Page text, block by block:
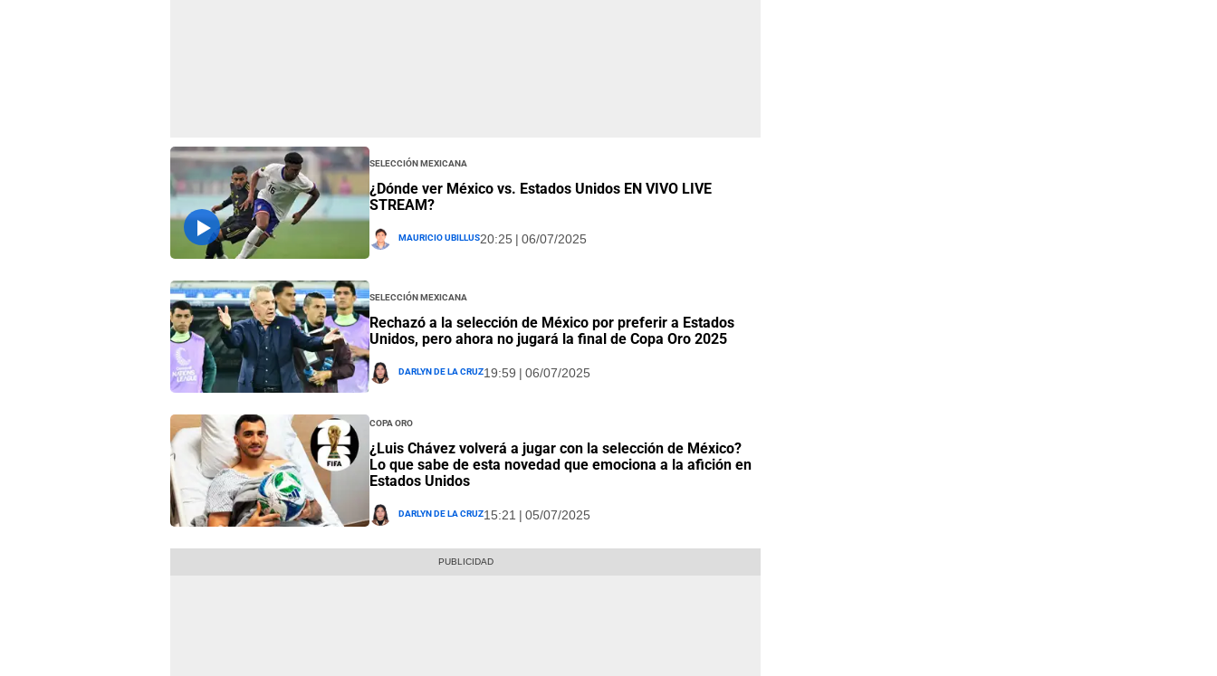
Selección Mexicana
¿Dónde ver México vs. Estados Unidos EN VIVO LIVE
STREAM?
Mauricio Ubillus20:25 | 06/07/2025
Selección Mexicana
Rechazó a la selección de México por preferir a Estados
Unidos, pero ahora no jugará la final de Copa Oro 2025
Darlyn De La Cruz19:59 | 06/07/2025
Copa Oro
¿Luis Chávez volverá a jugar con la selección de México?
Lo que sabe de esta novedad que emociona a la afición en
Estados Unidos
Darlyn De La Cruz15:21 | 05/07/2025